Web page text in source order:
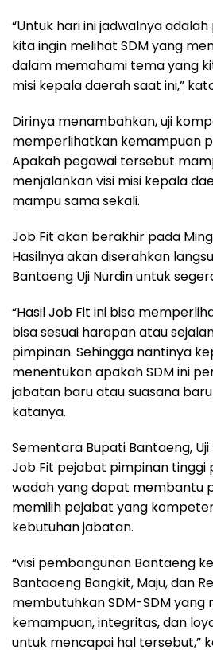
“Untuk hari ini jadwalnya
kita ingin melihat SDM yang
dalam memahami tema yang
misi kepala daerah saat ini,”
Dirinya menambahkan, uji
memperlihatkan kemampuan
Apakah pegawai tersebut
menjalankan visi misi kepala
mampu sama sekali.
Job Fit akan berakhir pada
Hasilnya akan diserahkan
Bantaeng Uji Nurdin untuk
“Hasil Job Fit ini bisa
bisa sesuai harapan atau
pimpinan. Sehingga nantinya
menentukan apakah SDM ini
jabatan baru atau suasana
katanya.
Sementara Bupati Bantaeng,
Job Fit pejabat pimpinan
wadah yang dapat membantu
memilih pejabat yang
kebutuhan jabatan.
“visi pembangunan Bantaeng
Bantaaeng Bangkit, Maju, dan
membutuhkan SDM-SDM yang
kemampuan, integritas, dan
untuk mencapai hal tersebut,”